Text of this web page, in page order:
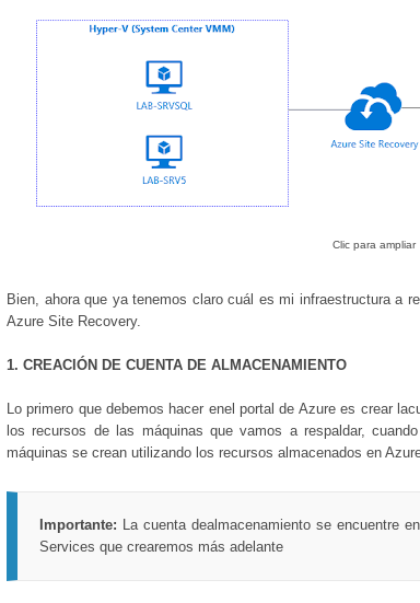
Clic para ampliar
Bien, ahora que ya tenemos claro cuál es mi infraestructura a
Azure Site Recovery.
1. CREACIÓN DE CUENTA DE ALMACENAMIENTO
Lo primero que debemos hacer enel portal de Azure es crear
los recursos de las máquinas que vamos a respaldar,
máquinas se crean utilizando los recursos almacenados en
Importante: La cuenta dealmacenamiento se encuentre
Services que crearemos más adelante